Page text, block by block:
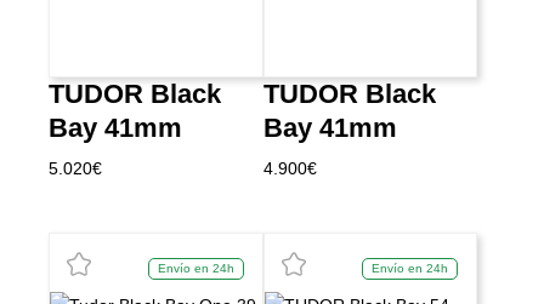
TUDOR Black
Bay 41mm
5.020€
TUDOR Black
Bay 41mm
4.900€
Envío en 24h Envío en 24h